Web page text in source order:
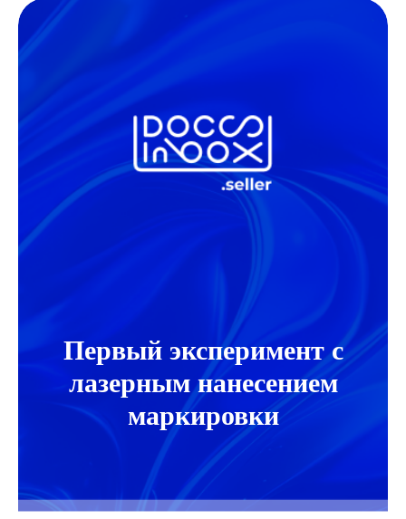
Первый эксперимент с
лазерным нанесением
маркировки